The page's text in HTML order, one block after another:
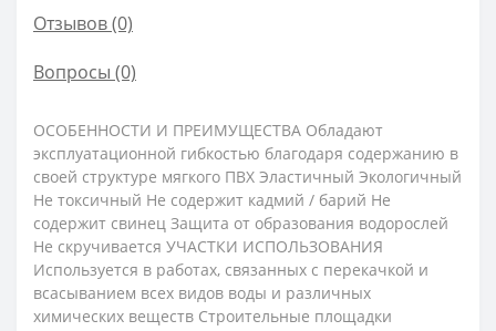
Отзывов (0)
Вопросы (0)
ОСОБЕННОСТИ И ПРЕИМУЩЕСТВА Обладают
эксплуатационной гибкостью благодаря содержанию в
своей структуре мягкого ПВХ Эластичный Экологичный
Не токсичный Не содержит кадмий / барий Не
содержит свинец Защита от образования водорослей
Не скручивается УЧАСТКИ ИСПОЛЬЗОВАНИЯ
Используется в работах, связанных с перекачкой и
всасыванием всех видов воды и различных
химических веществ Строительные площадки